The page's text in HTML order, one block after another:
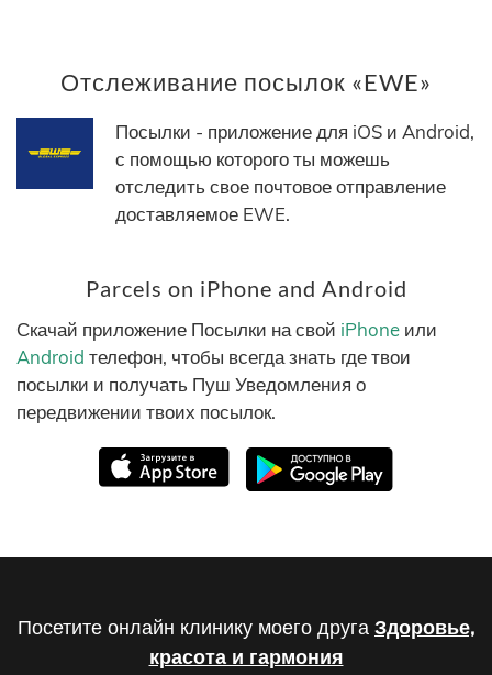
Отслеживание посылок «EWE»
Посылки - приложение для iOS и Android,
с помощью которого ты можешь
отследить свое почтовое отправление
доставляемое EWE.
Parcels on iPhone and Android
Скачай приложение Посылки на свой iPhone или
Android телефон, чтобы всегда знать где твои
посылки и получать Пуш Уведомления о
передвижении твоих посылок.
Посетите онлайн клинику моего друга Здоровье,
красота и гармония